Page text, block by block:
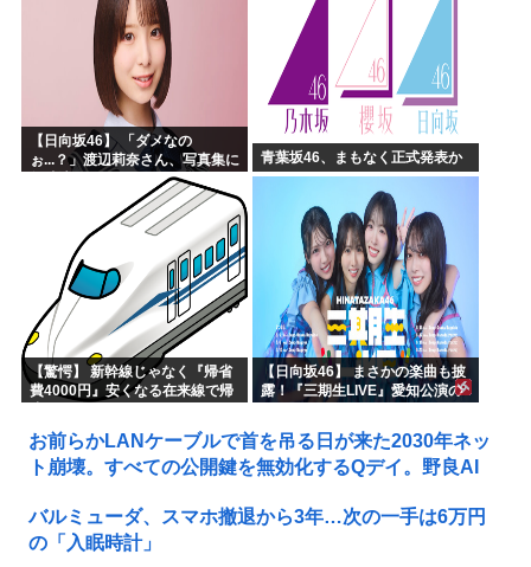
【日向坂46】 「ダメなの
ぉ...？」渡辺莉奈さん、写真集に
青葉坂46、まもなく正式発表か
【驚愕】 新幹線じゃなく『帰省
費4000円』安くなる在来線で帰
【日向坂46】 まさかの楽曲も披
露！『三期生LIVE』愛知公演の
お前らかLANケーブルで首を吊る日が来た2030年ネッ
ト崩壊。すべての公開鍵を無効化するQデイ。野良AI
バルミューダ、スマホ撤退から3年…次の一手は6万円
の「入眠時計」